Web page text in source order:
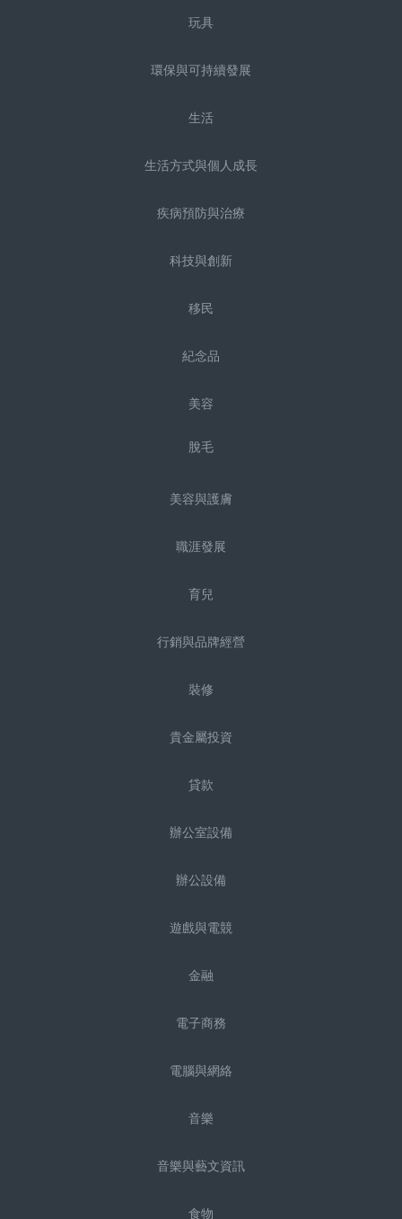
玩具
環保與可持續發展
生活
生活方式與個人成長
疾病預防與治療
科技與創新
移民
紀念品
美容
脫毛
美容與護膚
職涯發展
育兒
行銷與品牌經營
裝修
貴金屬投資
貸款
辦公室設備
辦公設備
遊戲與電競
金融
電子商務
電腦與網絡
音樂
音樂與藝文資訊
食物